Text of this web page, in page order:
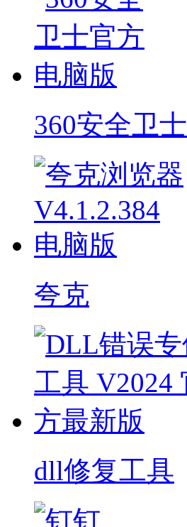
360安全卫士
夸克
dll修复工具